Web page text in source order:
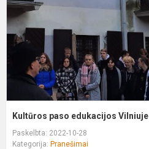
Kultūros paso edukacijos Vilniuje
Paskelbta: 2022-10-28
Kategorija: Pranešimai